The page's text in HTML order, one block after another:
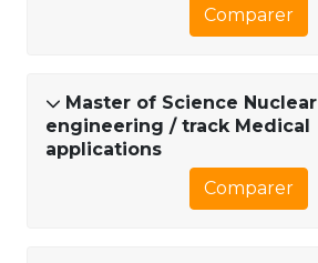
Comparer
Master of Science Nuclear
engineering / track Medical
applications
Comparer